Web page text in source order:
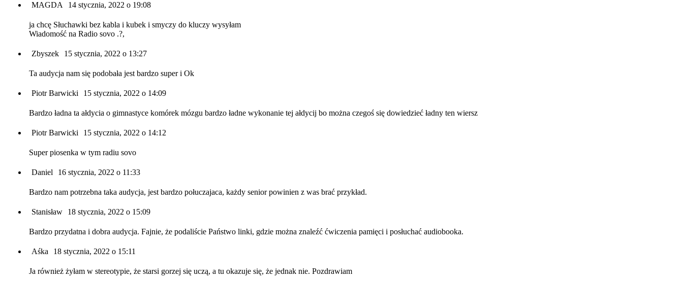
MAGDA 14 stycznia, 2022 o 19:08
ja chcę Słuchawki bez kabla i kubek i smyczy do kluczy wysyłam
Wiadomość na Radio sovo .?,
Zbyszek 15 stycznia, 2022 o 13:27
Ta audycja nam się podobała jest bardzo super i Ok
Piotr Barwicki 15 stycznia, 2022 o 14:09
Bardzo ładna ta ałdycia o gimnastyce komórek mózgu bardzo ładne wykonanie tej ałdycij bo można czegoś się dowiedzieć ładny ten wiersz
Piotr Barwicki 15 stycznia, 2022 o 14:12
Super piosenka w tym radiu sovo
Daniel 16 stycznia, 2022 o 11:33
Bardzo nam potrzebna taka audycja, jest bardzo połuczajaca, każdy senior powinien z was brać przykład.
Stanisław 18 stycznia, 2022 o 15:09
Bardzo przydatna i dobra audycja. Fajnie, że podaliście Państwo linki, gdzie można znaleźć ćwiczenia pamięci i posłuchać audiobooka.
Aśka 18 stycznia, 2022 o 15:11
Ja również żyłam w stereotypie, że starsi gorzej się uczą, a tu okazuje się, że jednak nie. Pozdrawiam